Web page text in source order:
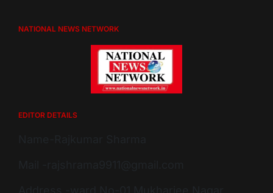
NATIONAL NEWS NETWORK
EDITOR DETAILS